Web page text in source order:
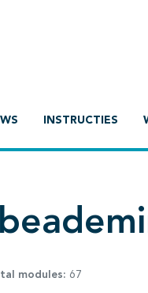
INSTRUCTIES
modules: 67